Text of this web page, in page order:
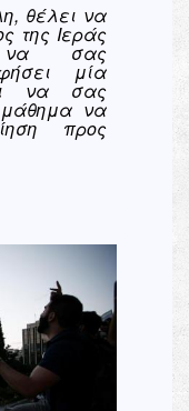
θέλει να
της Ιεράς
να σας
μία
να σας
μάθημα να
προς